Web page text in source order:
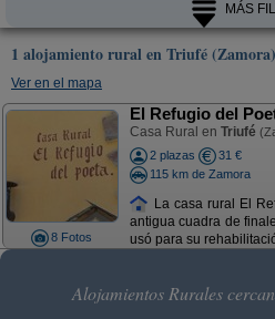
MÁS
1 alojamiento rural en Triufé (Zamora)
Ver en el mapa
8 Fotos
El Refugio del
Casa Rural en Triufé
2 plazas
31 €
115 km de Zamora
La casa rural El
antigua cuadra de
usó para su
Alojamientos Rurales